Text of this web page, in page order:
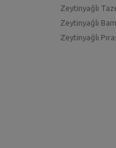
Zeytinyağlı
Zeytinyağlı
Zeytinyağlı